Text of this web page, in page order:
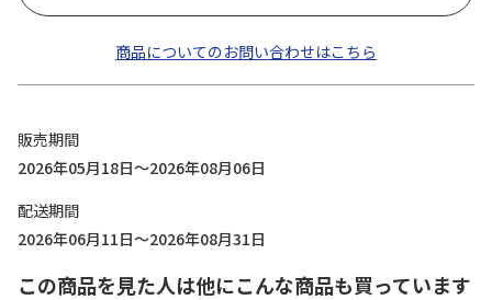
商品についてのお問い合わせはこちら
販売期間
2026年05月18日～2026年08月06日
配送期間
2026年06月11日～2026年08月31日
この商品を見た人は他にこんな商品も買っています